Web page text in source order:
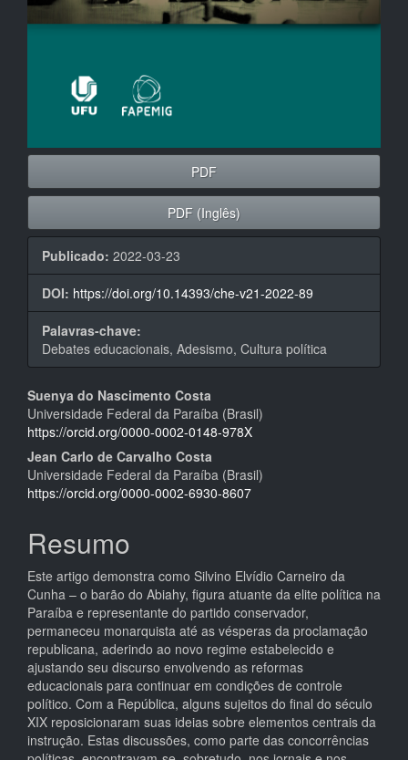
PDF
PDF (Inglês)
Publicado: 2022-03-23
DOI: https://doi.org/10.14393/che-v21-2022-89
Palavras-chave:
Debates educacionais, Adesismo, Cultura política
Conteúdo
do
artigo
principal
Suenya do Nascimento Costa
Universidade Federal da Paraíba (Brasil)
https://orcid.org/0000-0002-0148-978X
Jean Carlo de Carvalho Costa
Universidade Federal da Paraíba (Brasil)
https://orcid.org/0000-0002-6930-8607
Resumo
Este artigo demonstra como Silvino Elvídio Carneiro da
Cunha – o barão do Abiahy, figura atuante da elite política na
Paraíba e representante do partido conservador,
permaneceu monarquista até as vésperas da proclamação
republicana, aderindo ao novo regime estabelecido e
ajustando seu discurso envolvendo as reformas
educacionais para continuar em condições de controle
político. Com a República, alguns sujeitos do final do século
XIX reposicionaram suas ideias sobre elementos centrais da
instrução. Estas discussões, como parte das concorrências